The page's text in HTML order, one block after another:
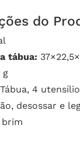
do
tábua:
g
Tábua, 4
desossar e
brim